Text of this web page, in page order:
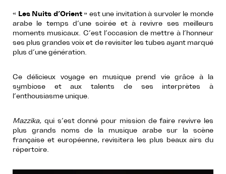
« Les Nuits d’Orient» est une invitation à survoler le monde
arabe le temps d’une soirée et à revivre ses meilleurs
moments musicaux. C’est l’occasion de mettre à l’honneur
ses plus grandes voix et de revisiter les tubes ayant marqué
plus d’une génération.
Ce délicieux voyage en musique prend vie grâce à la
symbiose et aux talents de ses interprètes à
l’enthousiasme unique.
Mazzika, qui s’est donné pour mission de faire revivre les
plus grands noms de la musique arabe sur la scène
française et européenne, revisitera les plus beaux airs du
répertoire.